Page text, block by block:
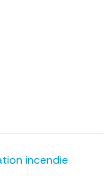
incendie